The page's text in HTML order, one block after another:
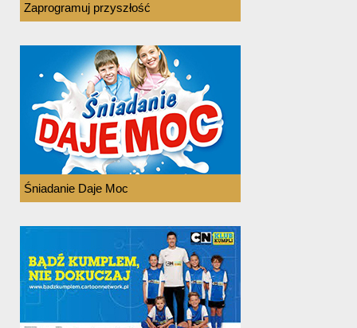
Zaprogramuj przyszłość
Śniadanie Daje Moc